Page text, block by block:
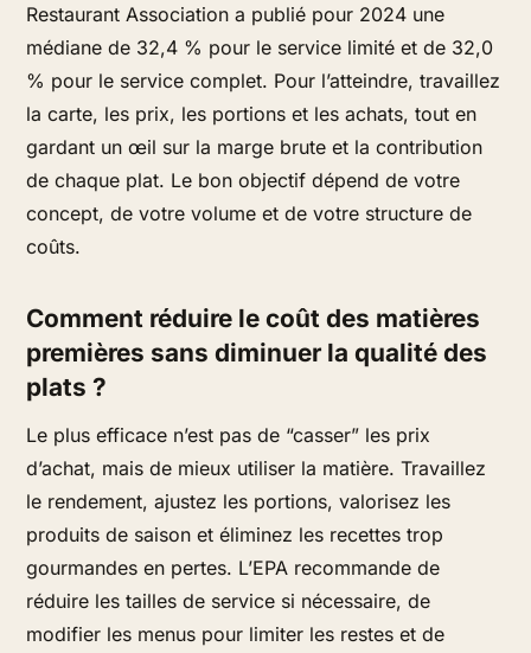
Restaurant Association a publié pour 2024 une
médiane de 32,4 % pour le service limité et de 32,0
% pour le service complet. Pour l’atteindre, travaillez
la carte, les prix, les portions et les achats, tout en
gardant un œil sur la marge brute et la contribution
de chaque plat. Le bon objectif dépend de votre
concept, de votre volume et de votre structure de
coûts.
Comment réduire le coût des matières
premières sans diminuer la qualité des
plats ?
Le plus efficace n’est pas de “casser” les prix
d’achat, mais de mieux utiliser la matière. Travaillez
le rendement, ajustez les portions, valorisez les
produits de saison et éliminez les recettes trop
gourmandes en pertes. L’EPA recommande de
réduire les tailles de service si nécessaire, de
modifier les menus pour limiter les restes et de